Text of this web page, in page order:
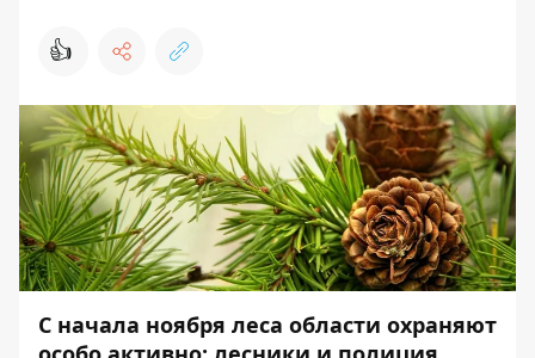
👍
С начала ноября леса области охраняют